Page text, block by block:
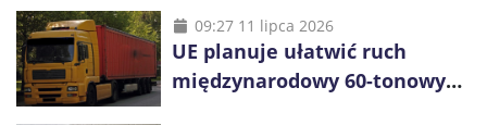
vouchery
09:27 11 lipca 2026
UE planuje ułatwić ruch
międzynarodowy 60-tonowych